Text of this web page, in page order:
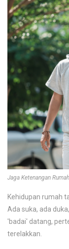
Jaga Ketenangan
Kehidupan rumah
Ada suka, ada
'badai' datang,
terelakkan.